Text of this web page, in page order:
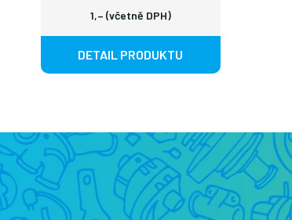
1,– (včetně DPH)
DETAIL PRODUKTU